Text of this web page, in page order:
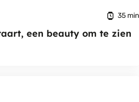
35 min
een beauty om te zien